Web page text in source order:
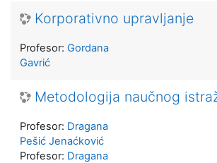
Korporativno upravljanje
Profesor: Gordana
Gavrić
Metodologija naučnog
Profesor: Dragana
Pešić Jenaćković
Profesor: Dragana